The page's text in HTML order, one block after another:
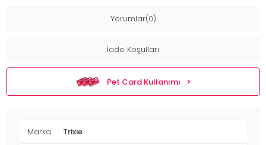
Yorumlar(0)
İade Koşulları
Pet Card Kullanımı
Marka Trixie